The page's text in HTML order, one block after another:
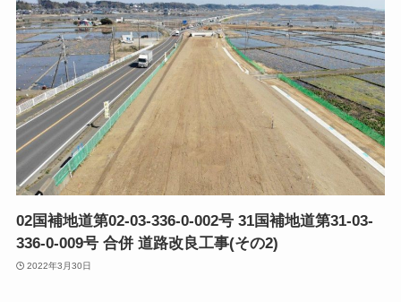
02国補地道第02-03-336-0-002号 31国補地道第31-03-
336-0-009号 合併 道路改良工事(その2)
2022年3月30日